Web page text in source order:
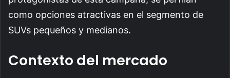
como opciones atractivas en el segmento de
SUVs pequeños y medianos.
Contexto del mercado